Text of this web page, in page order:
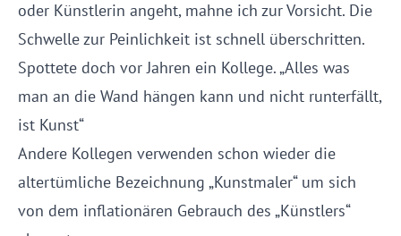
oder Künstlerin angeht, mahne ich zur Vorsicht. Die
Schwelle zur Peinlichkeit ist schnell überschritten.
Spottete doch vor Jahren ein Kollege. „Alles was
man an die Wand hängen kann und nicht runterfällt,
ist Kunst“
Andere Kollegen verwenden schon wieder die
altertümliche Bezeichnung „Kunstmaler“ um sich
von dem inflationären Gebrauch des „Künstlers“